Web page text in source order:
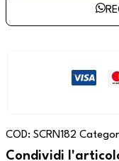
COD: SCRN182